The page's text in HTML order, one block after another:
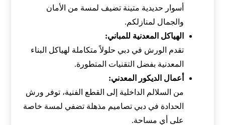
أسوار حديدية متينة تضيف لمسة من الأمان
والجمال لمنازلكم.
الهياكل المعدنية للمباني:
تقدم الورش في دبي حلولاً متكاملة لهياكل البناء
المعدنية بفضل التقنيات المتطورة.
أعمال الديكور المعدني:
من السلالم الداخلية إلى القطع الفنية، توفر ورش
الحدادة في دبي تصاميم مذهلة تضفي لمسة خاصة
على أي مساحة.